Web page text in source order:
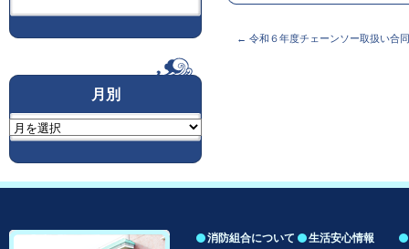
投稿ナビゲーション
← 令和６年度チェーンソー取扱い合
月別
月
別
コンテンツへ移動
消防組合について
生活安心情報